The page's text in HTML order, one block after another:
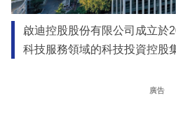
啟迪控股股份有限公司成立於
科技服務領域的科技投資控股
廣告